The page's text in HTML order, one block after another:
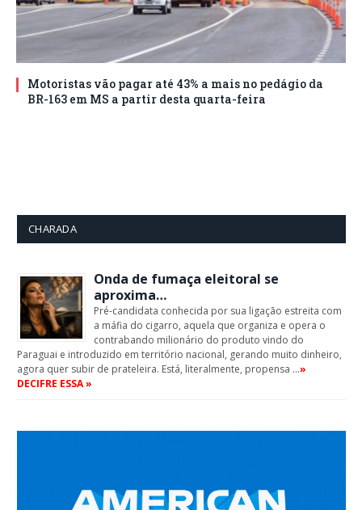
Motoristas vão pagar até 43% a mais no pedágio da
BR-163 em MS a partir desta quarta-feira
CHARADA
Onda de fumaça eleitoral se
aproxima…
Pré-candidata conhecida por sua ligação estreita com
a máfia do cigarro, aquela que organiza e opera o
contrabando milionário do produto vindo do
Paraguai e introduzido em território nacional, gerando muito dinheiro,
agora quer subir de prateleira. Está, literalmente, propensa …»
DECIFRE ESSA »